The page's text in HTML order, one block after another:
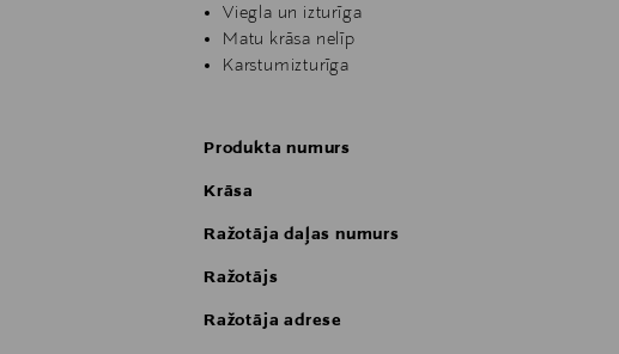
Viegla un izturīga
Matu krāsa nelīp
Karstumizturīga
Produkta numurs
Krāsa
Ražotāja daļas numurs
Ražotājs
Ražotāja adrese